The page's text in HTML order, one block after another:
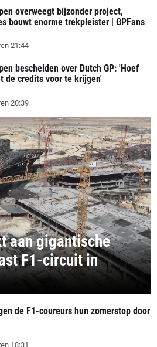
overweegt bijzonder project,
bouwt enorme trekpleister | GPFans
21:44
bescheiden over Dutch GP: 'Hoef
de credits voor te krijgen'
20:39
aan gigantische
F1-circuit in
de F1-coureurs hun zomerstop door
18:31